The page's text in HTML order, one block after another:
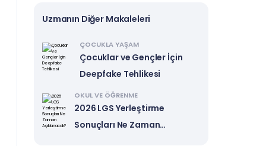
Uzmanın Diğer Makaleleri
ÇOCUKLA YAŞAM
Çocuklar ve Gençler İçin
Deepfake Tehlikesi
OKUL VE ÖĞRENME
2026 LGS Yerleştirme
Sonuçları Ne Zaman